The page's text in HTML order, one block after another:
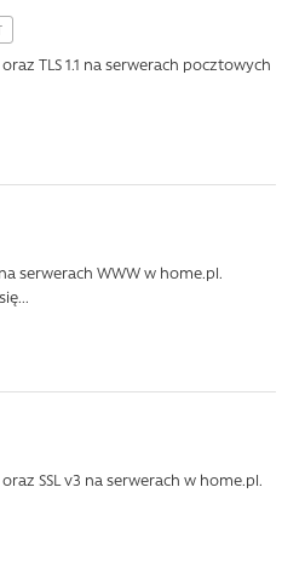
TLS 1.1 na serwerach pocztowych
serwerach WWW w home.pl.
SSL v3 na serwerach w home.pl.